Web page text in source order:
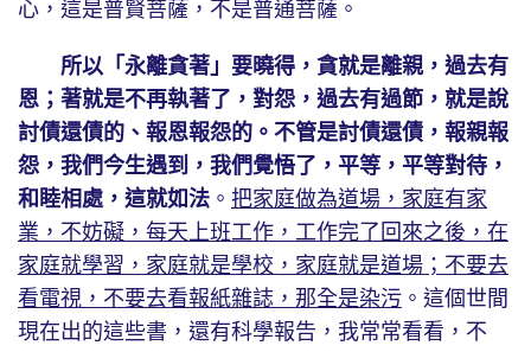
心，這是普賢菩薩，不是普通菩薩。
所以「永離貪著」要曉得，貪就是離親，過去有
恩；著就是不再執著了，對怨，過去有過節，就是說
討債還債的、報恩報怨的。不管是討債還債，報親報
怨，我們今生遇到，我們覺悟了，平等，平等對待，
和睦相處，這就如法 。 把家庭做為道場，家庭有家
業，不妨礙，每天上班工作，工作完了回來之後，在
家庭就學習，家庭就是學校，家庭就是道場；不要去
看電視，不要去看報紙雜誌，那全是染污 。這個世間
現在出的這些書，還有科學報告，我常常看看，不